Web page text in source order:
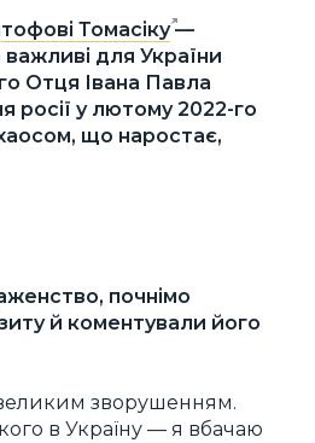
Томасіку—
для України
Отця Івана Павла
росії у лютому 2022-го
що наростає,
почнімо
й коментували його
зворушенням.
в Україну — я вбачаю